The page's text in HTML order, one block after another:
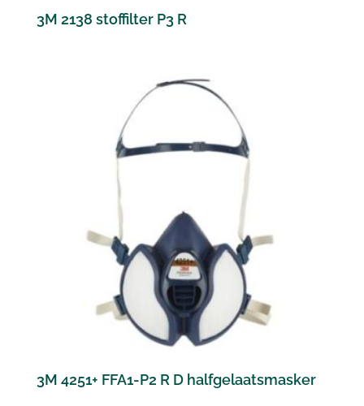
3M 2138 stoffilter P3 R
3M 4251+ FFA1-P2 R D halfgelaatsmasker